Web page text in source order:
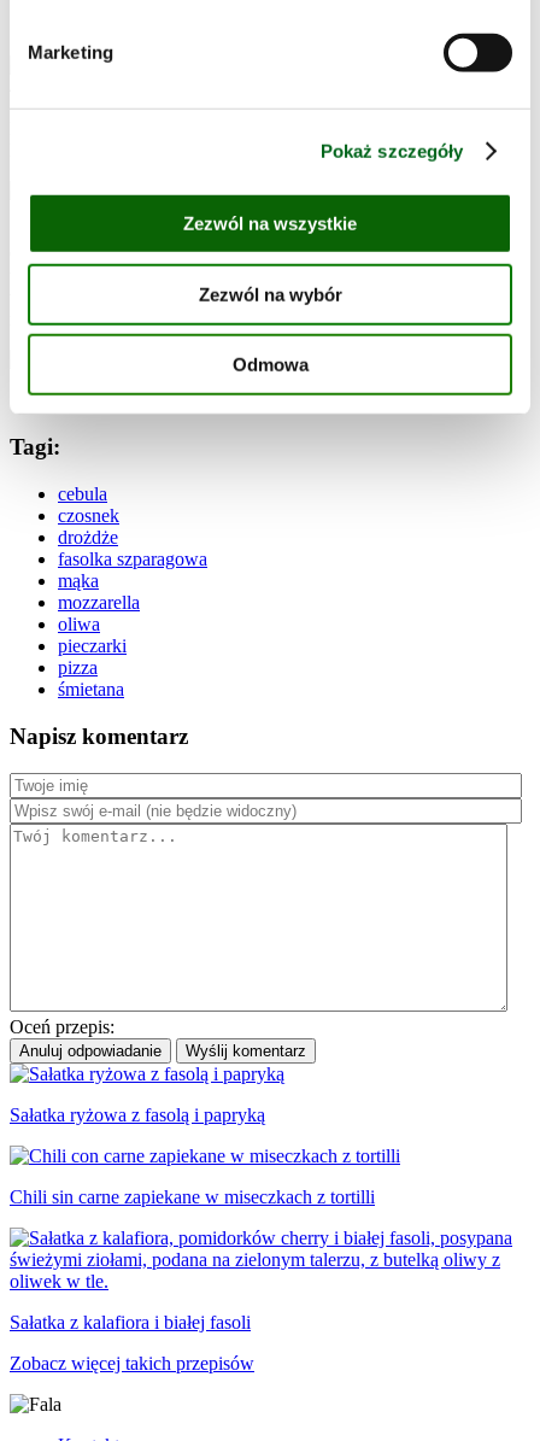
Marketing
Pokaż szczegóły
Zezwól na wszystkie
Zezwól na wybór
Odmowa
Ciasto rozwałkowujemy i smarujemy sosem śmietanowym. Na sos
wkładamy do pieca rozgrzanego do temp. 220°C na ok. 10-15
minut. Gotową pizzę posypujemy zieloną cebulką.
•ᴗ•
Tagi:
cebula
czosnek
drożdże
fasolka szparagowa
mąka
mozzarella
oliwa
pieczarki
pizza
śmietana
Napisz komentarz
Oceń przepis:
Anuluj odpowiadanie Wyślij komentarz
Sałatka ryżowa z fasolą i papryką
Chili sin carne zapiekane w miseczkach z tortilli
Sałatka z kalafiora i białej fasoli
Zobacz więcej takich przepisów